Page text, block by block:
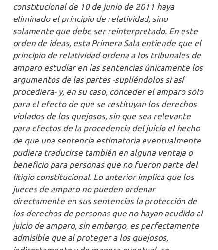
constitucional de 10 de junio de 2011 haya
eliminado el principio de relatividad, sino
solamente que debe ser reinterpretado. En este
orden de ideas, esta Primera Sala entiende que el
principio de relatividad ordena a los tribunales de
amparo estudiar en las sentencias únicamente los
argumentos de las partes -supliéndolos si así
procediera- y, en su caso, conceder el amparo sólo
para el efecto de que se restituyan los derechos
violados de los quejosos, sin que sea relevante
para efectos de la procedencia del juicio el hecho
de que una sentencia estimatoria eventualmente
pudiera traducirse también en alguna ventaja o
beneficio para personas que no fueron parte del
litigio constitucional. Lo anterior implica que los
jueces de amparo no pueden ordenar
directamente en sus sentencias la protección de
los derechos de personas que no hayan acudido al
juicio de amparo, sin embargo, es perfectamente
admisible que al proteger a los quejosos,